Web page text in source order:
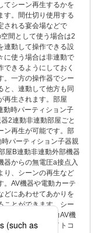
てシーン再生するかを
す。間仕切り使用する
される宴会場などで
間として使う場合は2
連動して操作できる設
に使う場合は非連動で
できるようにしておく
。一方の操作器でシー
と、連動して他方も同
再生されます。部屋
動時パーティション子
2連動非連動部屋ごと
ン再生が可能です。部
時パーティション子器親
屋B連動非連動外部機器
器からの無電圧a接点入
り、シーンの再生など
。AV機器や電動カーテ
どにあわせてあかりを
ことができます。シー
ター信号接点入力AV機
入力子器親器ライトコ